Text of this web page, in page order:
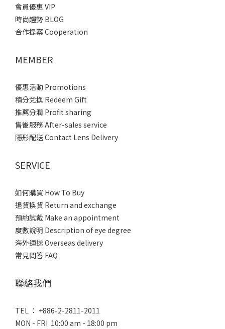
會員優惠 VIP
時尚趨勢 BLOG
合作提案 Cooperation
MEMBER
優惠活動 Promotions
積分兌換 Redeem Gift
推薦分潤 Profit sharing
售後服務 After-sales service
隱形配送 Contact Lens Delivery
SERVICE
如何購買 How To Buy
退貨換貨 Return and exchange
預約試戴 Make an appointment
度數說明 Description of eye degree
海外運送 Overseas delivery
常見問答 FAQ
聯絡我們
TEL ： +886-2-2811-2011
MON - FRI 10:00 am - 18:00 pm